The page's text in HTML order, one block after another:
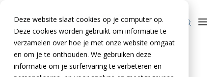
Deze website slaat cookies op je computer op.
Deze cookies worden gebruikt om informatie te
verzamelen over hoe je met onze website omgaat
en om je te onthouden. We gebruiken deze
informatie om je surfervaring te verbeteren en
Producten